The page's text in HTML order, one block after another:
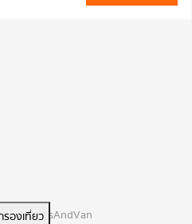
รองเที่ยว
นไลน์ BusAndVan